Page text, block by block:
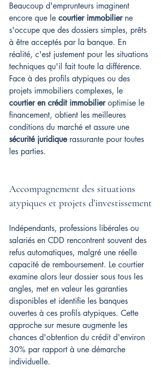
Beaucoup d'emprunteurs imaginent
encore que le courtier immobilier ne
s'occupe que des dossiers simples, prêts
à être acceptés par la banque. En
réalité, c'est justement pour les situations
techniques qu'il fait toute la différence.
Face à des profils atypiques ou des
projets immobiliers complexes, le
courtier en crédit immobilier optimise le
financement, obtient les meilleures
conditions du marché et assure une
sécurité juridique rassurante pour toutes
les parties.
Accompagnement des situations
atypiques et projets d'investissement
Indépendants, professions libérales ou
salariés en CDD rencontrent souvent des
refus automatiques, malgré une réelle
capacité de remboursement. Le courtier
examine alors leur dossier sous tous les
angles, met en valeur les garanties
disponibles et identifie les banques
ouvertes à ces profils atypiques. Cette
approche sur mesure augmente les
chances d'obtention du crédit d'environ
30% par rapport à une démarche
individuelle.